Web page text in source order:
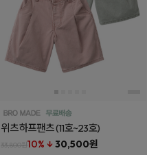
위츠하프팬츠(11호~23호)
33,800원10% ↓ 30,500원